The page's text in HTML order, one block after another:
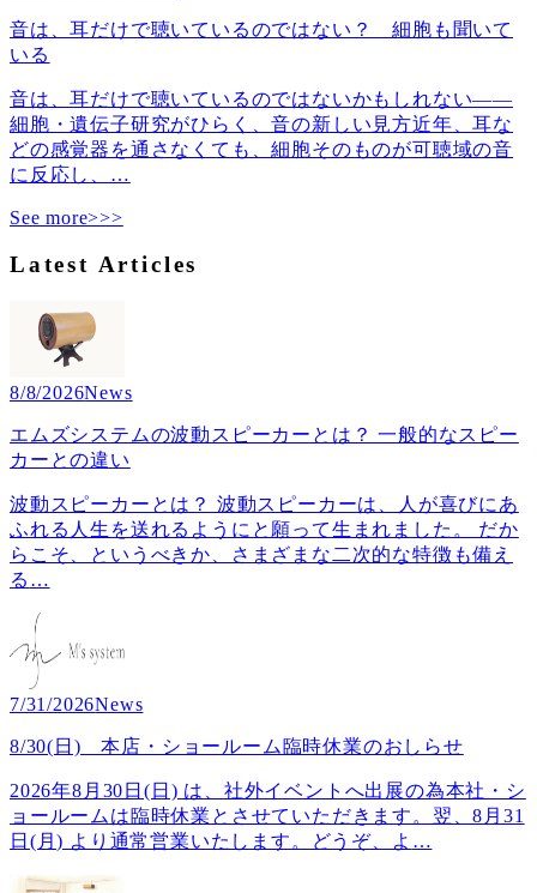
音は、耳だけで聴いているのではない？ 細胞も聞いて
いる
音は、耳だけで聴いているのではないかもしれない――
細胞・遺伝子研究がひらく、音の新しい見方近年、耳な
どの感覚器を通さなくても、細胞そのものが可聴域の音
に反応し、 …
See more>>>
Latest Articles
8/8/2026News
エムズシステムの波動スピーカーとは？ 一般的なスピー
カーとの違い
波動スピーカーとは？ 波動スピーカーは、人が喜びにあ
ふれる人生を送れるようにと願って生まれました。 だか
らこそ、というべきか、さまざまな二次的な特徴も備え
る …
7/31/2026News
8/30(日) 本店・ショールーム臨時休業のおしらせ
2026年8月30日(日) は、社外イベントへ出展の為本社・シ
ョールームは臨時休業とさせていただきます。翌、8月31
日(月) より通常営業いたします。どうぞ、よ …